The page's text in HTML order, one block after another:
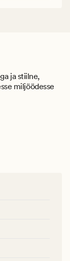
ja stiilne,
miljöödesse